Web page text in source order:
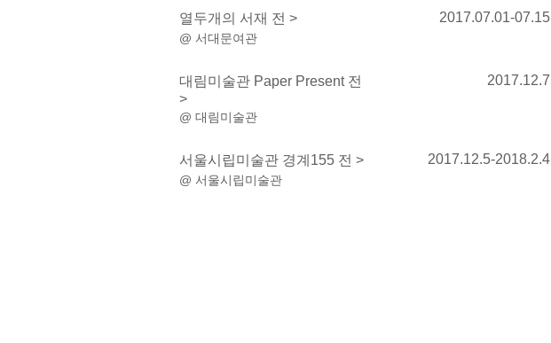
열두개의 서재 전 >
@ 서대문여관
2017.07.01-07.15
대림미술관 Paper Present 전
>
@ 대림미술관
2017.12.7
서울시립미술관 경계155 전 >
@ 서울시립미술관
2017.12.5-2018.2.4